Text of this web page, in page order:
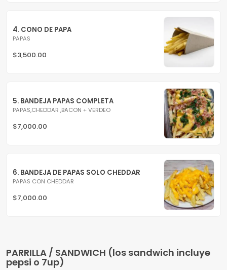
4. CONO DE PAPA
PAPAS
$3,500.00
5. BANDEJA PAPAS COMPLETA
PAPAS,CHEDDAR ,BACON + VERDEO
$7,000.00
6. BANDEJA DE PAPAS SOLO CHEDDAR
PAPAS CON CHEDDAR
$7,000.00
PARRILLA / SANDWICH (los sandwich incluye
pepsi o 7up)